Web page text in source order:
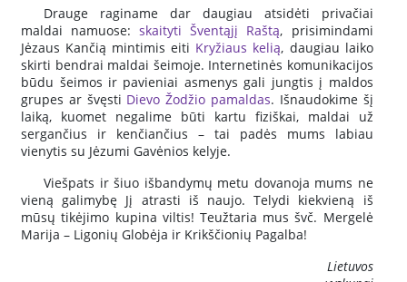
Drauge raginame dar daugiau atsidėti privačiai
maldai namuose:skaityti Šventąjį Raštą, prisimindami
Jėzaus Kančią mintimis eiti Kryžiaus kelią, daugiau laiko
skirti bendrai maldai šeimoje. Internetinės komunikacijos
būdu šeimos ir pavieniai asmenys gali jungtis į maldos
grupes ar švęsti Dievo Žodžio pamaldas. Išnaudokime šį
laiką, kuomet negalime būti kartu fiziškai, maldai už
sergančius ir kenčiančius – tai padės mums labiau
vienytis su Jėzumi Gavėnios kelyje.
Viešpats ir šiuo išbandymų metu dovanoja mums ne
vieną galimybę Jį atrasti iš naujo. Telydi kiekvieną iš
mūsų tikėjimo kupina viltis! Teužtaria mus švč. Mergelė
Marija – Ligonių Globėja ir Krikščionių Pagalba!
Lietuvos